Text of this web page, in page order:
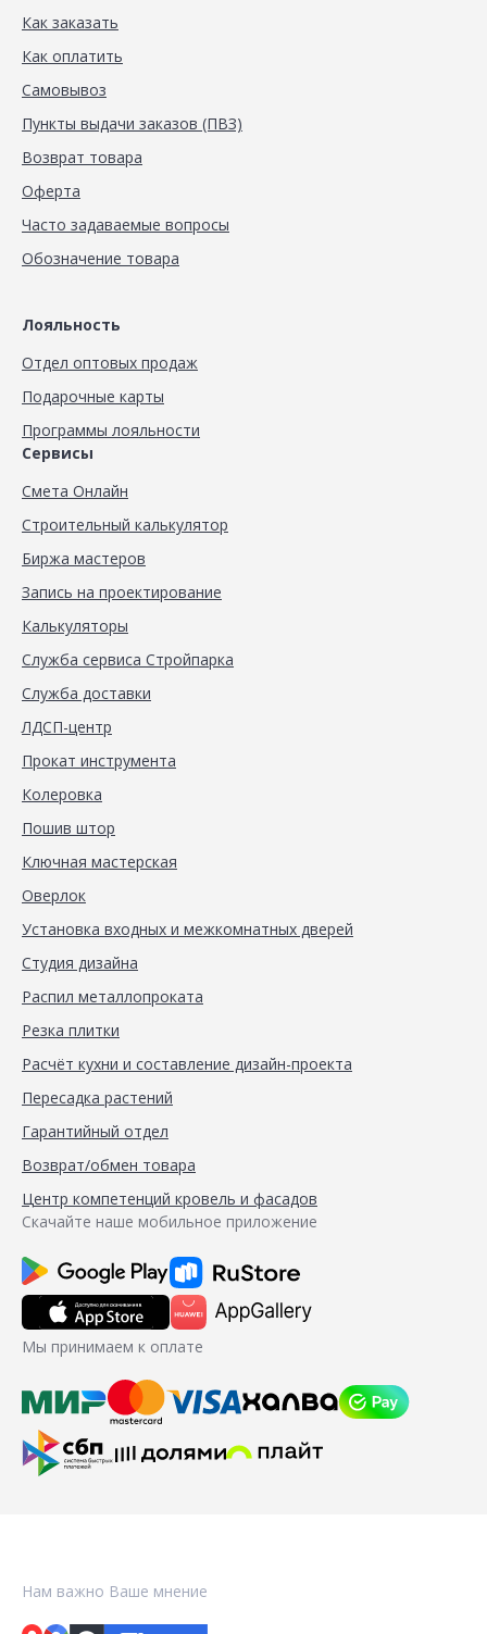
Как заказать
Как оплатить
Самовывоз
Пункты выдачи заказов (ПВЗ)
Возврат товара
Оферта
Часто задаваемые вопросы
Обозначение товара
Лояльность
Отдел оптовых продаж
Подарочные карты
Программы лояльности
Сервисы
Смета Онлайн
Строительный калькулятор
Биржа мастеров
Запись на проектирование
Калькуляторы
Служба сервиса Стройпарка
Служба доставки
ЛДСП-центр
Прокат инструмента
Колеровка
Пошив штор
Ключная мастерская
Оверлок
Установка входных и межкомнатных дверей
Студия дизайна
Распил металлопроката
Резка плитки
Расчёт кухни и составление дизайн-проекта
Пересадка растений
Гарантийный отдел
Возврат/обмен товара
Центр компетенций кровель и фасадов
Скачайте наше мобильное приложение
Мы принимаем к оплате
Нам важно Ваше мнение